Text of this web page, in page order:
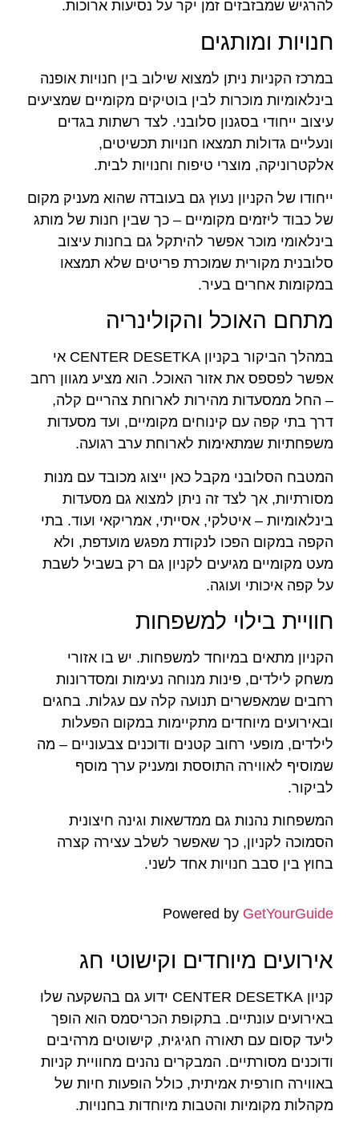
להרגיש שמבזבזים זמן יקר על נסיעות ארוכות.
חנויות ומותגים
במרכז הקניות ניתן למצוא שילוב בין חנויות אופנה
בינלאומיות מוכרות לבין בוטיקים מקומיים שמציעים
עיצוב ייחודי בסגנון סלובני. לצד רשתות בגדים
ונעליים גדולות תמצאו חנויות תכשיטים,
אלקטרוניקה, מוצרי טיפוח וחנויות לבית.
ייחודו של הקניון נעוץ גם בעובדה שהוא מעניק מקום
של כבוד ליזמים מקומיים – כך שבין חנות של מותג
בינלאומי מוכר אפשר להיתקל גם בחנות עיצוב
סלובנית מקורית שמוכרת פריטים שלא תמצאו
במקומות אחרים בעיר.
מתחם האוכל והקולינריה
במהלך הביקור בקניון CENTER DESETKA אי
אפשר לפספס את אזור האוכל. הוא מציע מגוון רחב
– החל ממסעדות מהירות לארוחת צהריים קלה,
דרך בתי קפה עם קינוחים מקומיים, ועד מסעדות
משפחתיות שמתאימות לארוחת ערב רגועה.
המטבח הסלובני מקבל כאן ייצוג מכובד עם מנות
מסורתיות, אך לצד זה ניתן למצוא גם מסעדות
בינלאומיות – איטלקי, אסייתי, אמריקאי ועוד. בתי
הקפה במקום הפכו לנקודת מפגש מועדפת, ולא
מעט מקומיים מגיעים לקניון גם רק בשביל לשבת
על קפה איכותי ועוגה.
חוויית בילוי למשפחות
הקניון מתאים במיוחד למשפחות. יש בו אזורי
משחק לילדים, פינות מנוחה נעימות ומסדרונות
רחבים שמאפשרים תנועה קלה עם עגלות. בחגים
ובאירועים מיוחדים מתקיימות במקום הפעלות
לילדים, מופעי רחוב קטנים ודוכנים צבעוניים – מה
שמוסיף לאווירה התוססת ומעניק ערך מוסף
לביקור.
המשפחות נהנות גם ממדשאות וגינה חיצונית
הסמוכה לקניון, כך שאפשר לשלב עצירה קצרה
בחוץ בין סבב חנויות אחד לשני.
Powered by GetYourGuide
אירועים מיוחדים וקישוטי חג
קניון CENTER DESETKA ידוע גם בהשקעה שלו
באירועים עונתיים. בתקופת הכריסמס הוא הופך
ליעד קסום עם תאורה חגיגית, קישוטים מרהיבים
ודוכנים מסורתיים. המבקרים נהנים מחוויית קניות
באווירה חורפית אמיתית, כולל הופעות חיות של
מקהלות מקומיות והטבות מיוחדות בחנויות.